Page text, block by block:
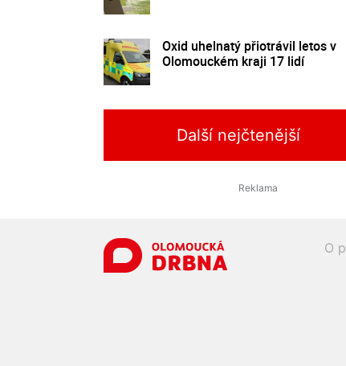
Oxid uhelnatý přiotrávil letos v
Olomouckém kraji 17 lidí
Další nejčtenější
O